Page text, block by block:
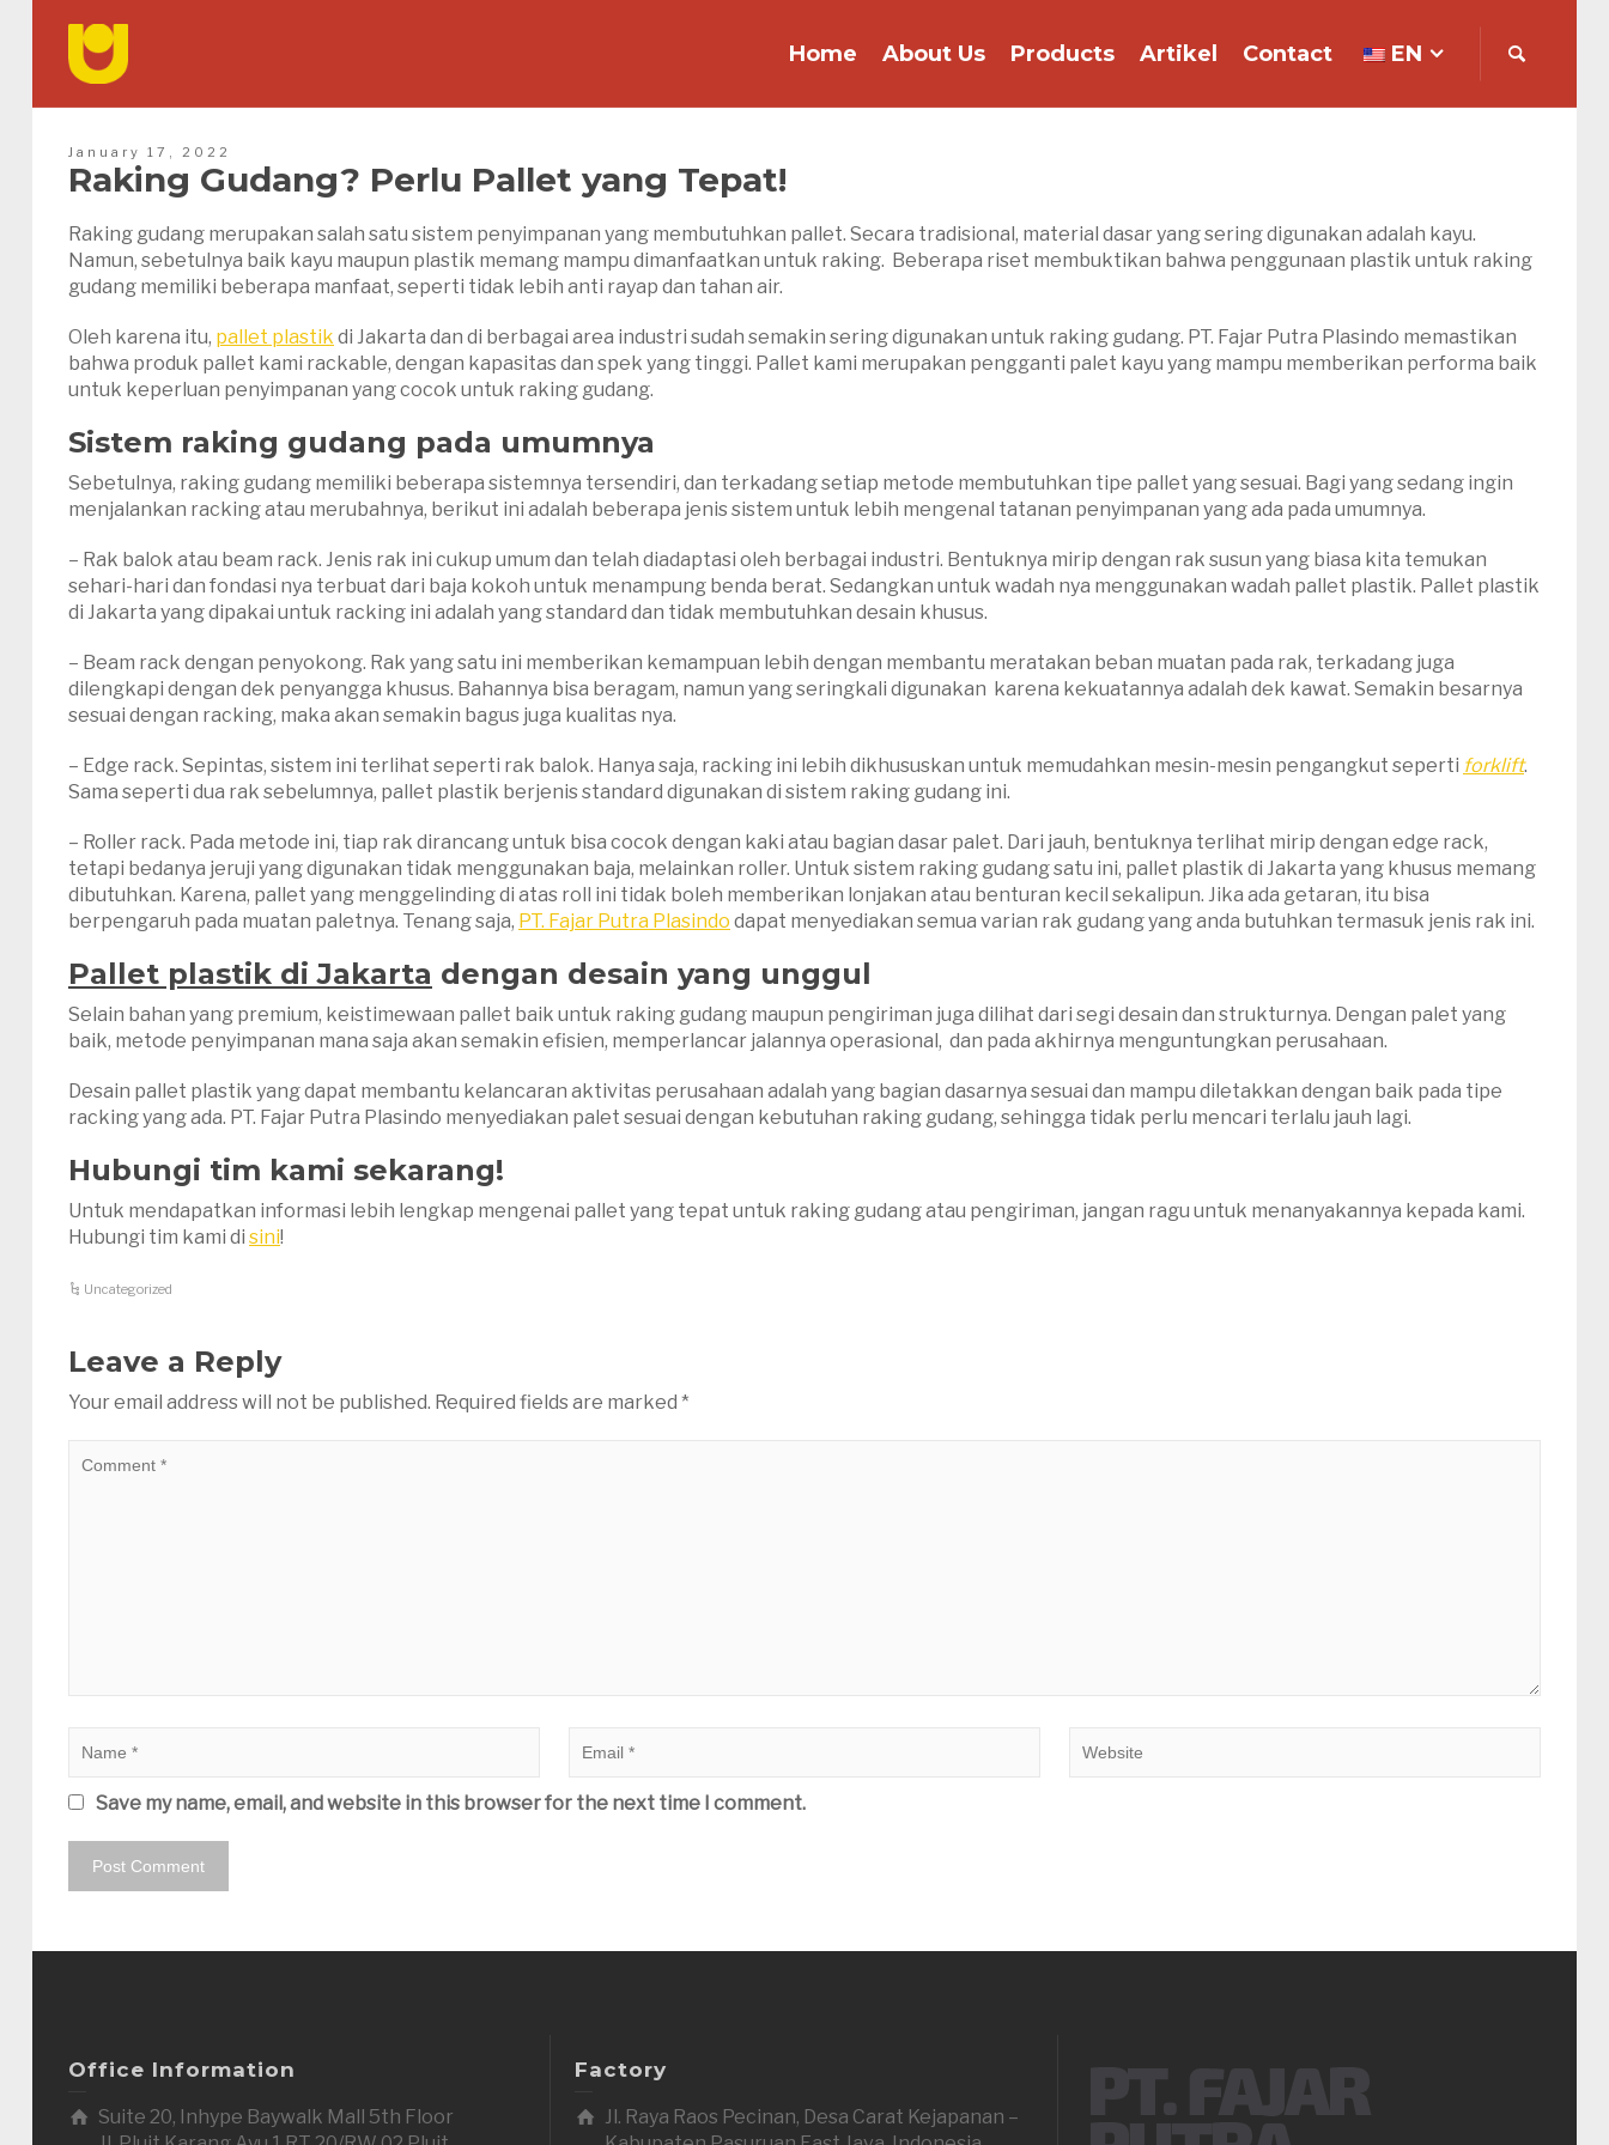
Home About Us Products Artikel Contact EN
January 17, 2022
Raking Gudang? Perlu Pallet yang Tepat!
Raking gudang merupakan salah satu sistem penyimpanan yang membutuhkan pallet. Secara tradisional, material dasar yang sering digunakan adalah kayu.
Namun, sebetulnya baik kayu maupun plastik memang mampu dimanfaatkan untuk raking. Beberapa riset membuktikan bahwa penggunaan plastik untuk raking
gudang memiliki beberapa manfaat, seperti tidak lebih anti rayap dan tahan air.
Oleh karena itu, pallet plastik di Jakarta dan di berbagai area industri sudah semakin sering digunakan untuk raking gudang. PT. Fajar Putra Plasindo memastikan
bahwa produk pallet kami rackable, dengan kapasitas dan spek yang tinggi. Pallet kami merupakan pengganti palet kayu yang mampu memberikan performa baik
untuk keperluan penyimpanan yang cocok untuk raking gudang.
Sistem raking gudang pada umumnya
Sebetulnya, raking gudang memiliki beberapa sistemnya tersendiri, dan terkadang setiap metode membutuhkan tipe pallet yang sesuai. Bagi yang sedang ingin
menjalankan racking atau merubahnya, berikut ini adalah beberapa jenis sistem untuk lebih mengenal tatanan penyimpanan yang ada pada umumnya.
– Rak balok atau beam rack. Jenis rak ini cukup umum dan telah diadaptasi oleh berbagai industri. Bentuknya mirip dengan rak susun yang biasa kita temukan
sehari-hari dan fondasi nya terbuat dari baja kokoh untuk menampung benda berat. Sedangkan untuk wadah nya menggunakan wadah pallet plastik. Pallet plastik
di Jakarta yang dipakai untuk racking ini adalah yang standard dan tidak membutuhkan desain khusus.
– Beam rack dengan penyokong. Rak yang satu ini memberikan kemampuan lebih dengan membantu meratakan beban muatan pada rak, terkadang juga
dilengkapi dengan dek penyangga khusus. Bahannya bisa beragam, namun yang seringkali digunakan karena kekuatannya adalah dek kawat. Semakin besarnya
sesuai dengan racking, maka akan semakin bagus juga kualitas nya.
– Edge rack. Sepintas, sistem ini terlihat seperti rak balok. Hanya saja, racking ini lebih dikhususkan untuk memudahkan mesin-mesin pengangkut seperti forklift.
Sama seperti dua rak sebelumnya, pallet plastik berjenis standard digunakan di sistem raking gudang ini.
– Roller rack. Pada metode ini, tiap rak dirancang untuk bisa cocok dengan kaki atau bagian dasar palet. Dari jauh, bentuknya terlihat mirip dengan edge rack,
tetapi bedanya jeruji yang digunakan tidak menggunakan baja, melainkan roller. Untuk sistem raking gudang satu ini, pallet plastik di Jakarta yang khusus memang
dibutuhkan. Karena, pallet yang menggelinding di atas roll ini tidak boleh memberikan lonjakan atau benturan kecil sekalipun. Jika ada getaran, itu bisa
berpengaruh pada muatan paletnya. Tenang saja, PT. Fajar Putra Plasindo dapat menyediakan semua varian rak gudang yang anda butuhkan termasuk jenis rak ini.
Pallet plastik di Jakarta dengan desain yang unggul
Selain bahan yang premium, keistimewaan pallet baik untuk raking gudang maupun pengiriman juga dilihat dari segi desain dan strukturnya. Dengan palet yang
baik, metode penyimpanan mana saja akan semakin efisien, memperlancar jalannya operasional, dan pada akhirnya menguntungkan perusahaan.
Desain pallet plastik yang dapat membantu kelancaran aktivitas perusahaan adalah yang bagian dasarnya sesuai dan mampu diletakkan dengan baik pada tipe
racking yang ada. PT. Fajar Putra Plasindo menyediakan palet sesuai dengan kebutuhan raking gudang, sehingga tidak perlu mencari terlalu jauh lagi.
Hubungi tim kami sekarang!
Untuk mendapatkan informasi lebih lengkap mengenai pallet yang tepat untuk raking gudang atau pengiriman, jangan ragu untuk menanyakannya kepada kami.
Hubungi tim kami di sini!
Uncategorized
Leave a Reply
Your email address will not be published. Required fields are marked *
Save my name, email, and website in this browser for the next time I comment.
Office Information
Suite 20, Inhype Baywalk Mall 5th Floor
Factory
Jl. Raya Raos Pecinan, Desa Carat Kejapanan –